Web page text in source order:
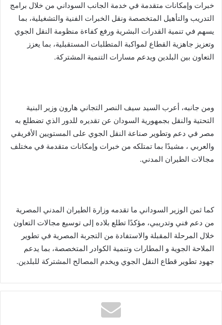
خبرات وإمكانات متقدمة في خدمة الجانب السوداني من خلال برامج
التدريب والتأهيل المتخصصة ونقل الخبرات الفنية والتشغيلية، بما
يسهم في تنمية القدرات البشرية ورفع كفاءة منظومة النقل الجوي
وتعزيز جاهزية القطاع لمواكبة المتطلبات المستقبلية، بما يعزز
التعاون بين البلدين ويدعم مسارات التنمية المشتركة.
ومن جانبه، أعرب السيد سيف النصر التجاني هارون وزير البنية
التحتية والنقل بجمهورية السودان عن تقديره للدور الذي تضطلع به
مصر في دعم وتطوير صناعة النقل الجوي على المستويين الأفريقي
والعربي ، مشيدًا بما تمتلكه من خبرات وإمكانات متقدمة في مختلف
مجالات الطيران المدني.
كما ثمن الوزير السوداني ما تقدمه وزارة الطيران المدني المصرية
من دعم فني وتدريبي، مؤكدًا تطلع بلاده إلى توسيع مجالات التعاون
خلال المرحلة المقبلة والاستفادة من التجربة المصرية في تطوير
الملاحة الجوية و المطارات وتنمية الكوادر المتخصصة، بما يدعم
جهود تطوير قطاع النقل الجوي ويخدم المصالح المشتركة للبلدين.